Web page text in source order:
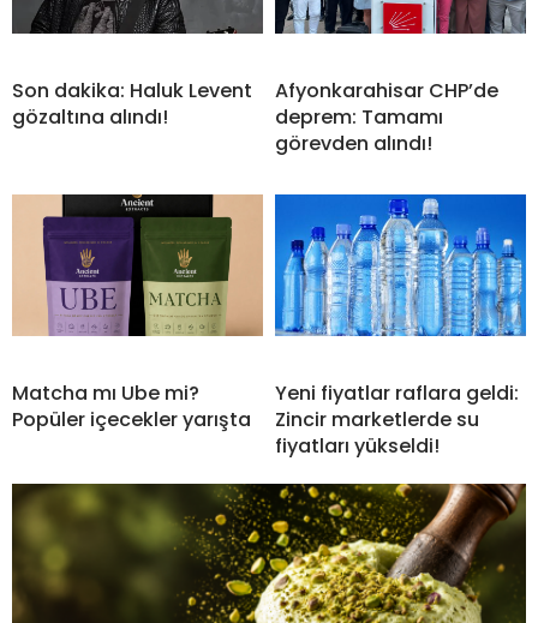
Son dakika: Haluk Levent
gözaltına alındı!
Afyonkarahisar CHP’de
deprem: Tamamı
görevden alındı!
Matcha mı Ube mi?
Popüler içecekler yarışta
Yeni fiyatlar raflara geldi:
Zincir marketlerde su
fiyatları yükseldi!